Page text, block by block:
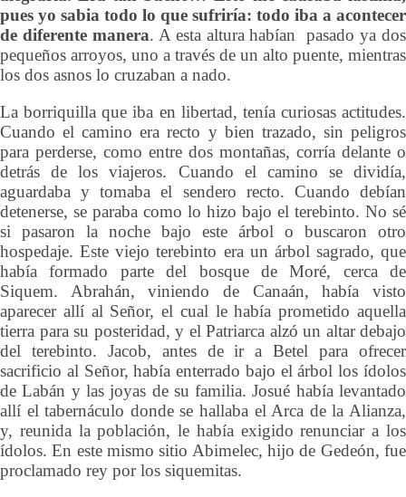
pues yo sabia todo lo que sufriría: todo iba a acontecer
de diferente manera. A esta altura habían pasado ya dos
pequeños arroyos, uno a través de un alto puente, mientras
los dos asnos lo cruzaban a nado.
La borriquilla que iba en libertad, tenía curiosas actitudes.
Cuando el camino era recto y bien trazado, sin peligros
para perderse, como entre dos montañas, corría delante o
detrás de los viajeros. Cuando el camino se dividía,
aguardaba y tomaba el sendero recto. Cuando debían
detenerse, se paraba como lo hizo bajo el terebinto. No sé
si pasaron la noche bajo este árbol o buscaron otro
hospedaje. Este viejo terebinto era un árbol sagrado, que
había formado parte del bosque de Moré, cerca de
Siquem. Abrahán, viniendo de Canaán, había visto
aparecer allí al Señor, el cual le había prometido aquella
tierra para su posteridad, y el Patriarca alzó un altar debajo
del terebinto. Jacob, antes de ir a Betel para ofrecer
sacrificio al Señor, había enterrado bajo el árbol los ídolos
de Labán y las joyas de su familia. Josué había levantado
allí el tabernáculo donde se hallaba el Arca de la Alianza,
y, reunida la población, le había exigido renunciar a los
ídolos. En este mismo sitio Abimelec, hijo de Gedeón, fue
proclamado rey por los siquemitas.